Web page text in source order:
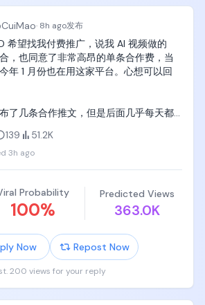
理多条商单，只靠自己从头写到尾，时
大，所以到了这一步，我基本都会用 AI
作。
brief 丢给 Codex，让它帮我梳理里面
必须出现的信息、需要避免的表述，以
想传达的内容。
理清楚之后，我会继续和它一起头脑风
、内容角度和基本大纲。
，下一步就是提交脚本。
，其实就是把你的创作思路写清楚。
是视频还是图文，只要按照这份脚本去
和品牌方审核，确认没有问题之后，就
行阶段。
就开始拍摄；如果是产品体验类内容，
CuiMao· 8h ago发布
希望找我付费推广，说我 AI 视频做的
，也同意了非常高昂的单条合作费，当
年 1 月份也在用这家平台。心想可以回
了几条合作推文，但是后面几乎每天都
司真他妈巨有钱。
的价格。我每条都接的话，我整个
推广期间跑下来。绝对可以落地 1 台长
四儿子店还有的找，俗话说钱难挣，屎
钱来的太容易了，反而💩变得很香，但
弟，毕竟是💩对吧，免费无限用肯定也
敲的。懂的都懂。
自从 X 开放了创作者收益以来。 中国大
139 51.2K
3h ago
Probability
100%
Predicted Views
363.0K
Now Repost Now
200 views for your reply